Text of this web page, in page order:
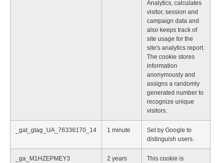
Analytics, calculates
visitor, session and
campaign data and
also keeps track of
site usage for the
site's analytics report.
The cookie stores
information
anonymously and
assigns a randomly
generated number to
recognize unique
visitors.
_gat_gtag_UA_76336170_14 1 minute
Set by Google to
distinguish users.
_ga_M1HZEPMEY3 2 years
This cookie is